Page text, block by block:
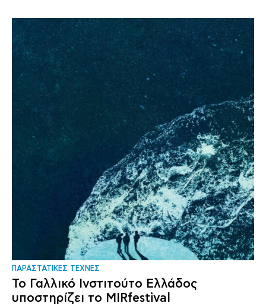
ΠΑΡΑΣΤΑΤΙΚΕΣ ΤΕΧΝΕΣ
Το Γαλλικό Ινστιτούτο Ελλάδος
υποστηρίζει το MIRfestival